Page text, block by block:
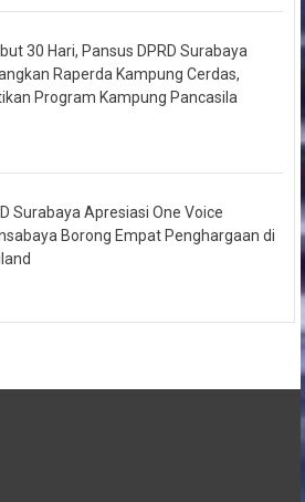
30 Hari, Pansus DPRD Surabaya
Raperda Kampung Cerdas,
Program Kampung Pancasila
Surabaya Apresiasi One Voice
Borong Empat Penghargaan di